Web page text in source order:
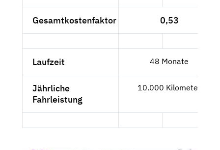
Gesamtkostenfaktor 0,53
Laufzeit 48 Monate
Jährliche
Fahrleistung
10.000 Kilometer